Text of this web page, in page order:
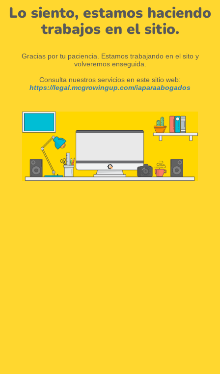
Lo siento, estamos haciendo
trabajos en el sitio.
Gracias por tu paciencia. Estamos trabajando en el sito y
volveremos enseguida.
Consulta nuestros servicios en este sitio web:
https://legal.mcgrowingup.com/iaparaabogados